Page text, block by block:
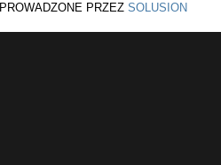
PROWADZONE PRZEZ SOLUSION